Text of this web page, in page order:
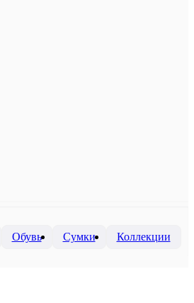
Обувь Сумки Коллекции